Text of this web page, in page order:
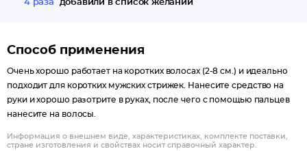
4 раза добавили в список желаний
Способ применения
Очень хорошо работает на коротких волосах (2-8 см.) и идеально
подходит для коротких мужских стрижек. Нанесите средство на
руки и хорошо разотрите в руках, после чего с помощью пальцев
нанесите на волосы.
Информация о внешнем виде, характеристиках, комплекте поставки,
стране изготовления и свойствах носит справочный характер.